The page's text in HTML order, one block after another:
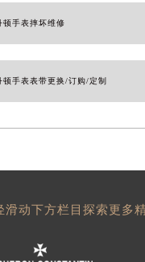
顿手表摔坏维修
顿手表表带更换/订购/定制
滑动下方栏目探索更多